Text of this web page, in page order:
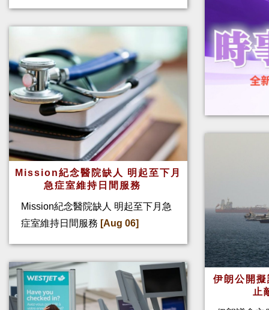
Mission紀念醫院缺人 明起至下月
急症室維持日間服務
Mission紀念醫院缺人 明起至下月急
症室維持日間服務 [Aug 06]
伊朗公開
止